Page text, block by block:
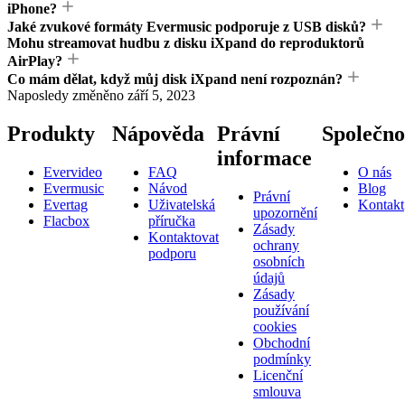
iPhone?
Jaké zvukové formáty Evermusic podporuje z USB disků?
Mohu streamovat hudbu z disku iXpand do reproduktorů
AirPlay?
Co mám dělat, když můj disk iXpand není rozpoznán?
Naposledy změněno září 5, 2023
Produkty
Evervideo
Evermusic
Evertag
Flacbox
Nápověda
FAQ
Návod
Uživatelská
příručka
Kontaktovat
podporu
Právní
informace
Právní
upozornění
Zásady
ochrany
osobních
údajů
Zásady
používání
cookies
Obchodní
podmínky
Licenční
smlouva
O nás
Blog
Kontakt